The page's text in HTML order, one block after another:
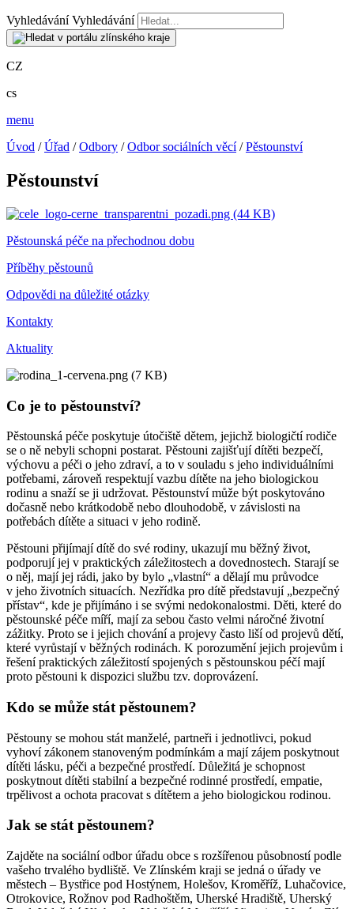
Vyhledávání Vyhledávání
CZ
cs
menu
Úvod /Úřad /Odbory /Odbor sociálních věcí/Pěstounství
Pěstounství
Pěstounská péče na přechodnou dobu
Příběhy pěstounů
Odpovědi na důležité otázky
Kontakty
Aktuality
Co je to pěstounství?
Pěstounská péče poskytuje útočiště dětem, jejichž biologičtí rodiče
se o ně nebyli schopni postarat. Pěstouni zajišťují dítěti bezpečí,
výchovu a péči o jeho zdraví, a to v souladu s jeho individuálními
potřebami, zároveň respektují vazbu dítěte na jeho biologickou
rodinu a snaží se ji udržovat. Pěstounství může být poskytováno
dočasně nebo krátkodobě nebo dlouhodobě, v závislosti na
potřebách dítěte a situaci v jeho rodině.
Pěstouni přijímají dítě do své rodiny, ukazují mu běžný život,
podporují jej v praktických záležitostech a dovednostech. Starají se
o něj, mají jej rádi, jako by bylo „vlastní“ a dělají mu průvodce
v jeho životních situacích. Nezřídka pro dítě představují „bezpečný
přístav“, kde je přijímáno i se svými nedokonalostmi. Děti, které do
pěstounské péče míří, mají za sebou často velmi náročné životní
zážitky. Proto se i jejich chování a projevy často liší od projevů dětí,
které vyrůstají v běžných rodinách. K porozumění jejich projevům i
řešení praktických záležitostí spojených s pěstounskou péčí mají
proto pěstouni k dispozici službu tzv. doprovázení.
Kdo se může stát pěstounem?
Pěstouny se mohou stát manželé, partneři i jednotlivci, pokud
vyhoví zákonem stanoveným podmínkám a mají zájem poskytnout
dítěti lásku, péči a bezpečné prostředí. Důležitá je schopnost
poskytnout dítěti stabilní a bezpečné rodinné prostředí, empatie,
trpělivost a ochota pracovat s dítětem a jeho biologickou rodinou.
Jak se stát pěstounem?
Zajděte na sociální odbor úřadu obce s rozšířenou působností podle
vašeho trvalého bydliště. Ve Zlínském kraji se jedná o úřady ve
městech – Bystřice pod Hostýnem, Holešov, Kroměříž, Luhačovice,
Otrokovice, Rožnov pod Radhoštěm, Uherské Hradiště, Uherský